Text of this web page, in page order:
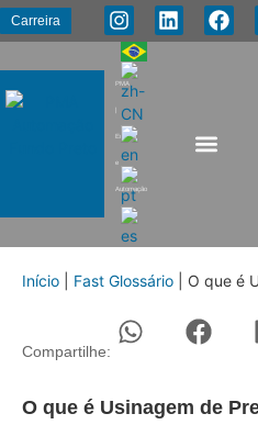
Carreira
PMA
|
Energia
e
Automação
Início Fast Glossário O que é
Compartilhe:
O que é Usinagem de